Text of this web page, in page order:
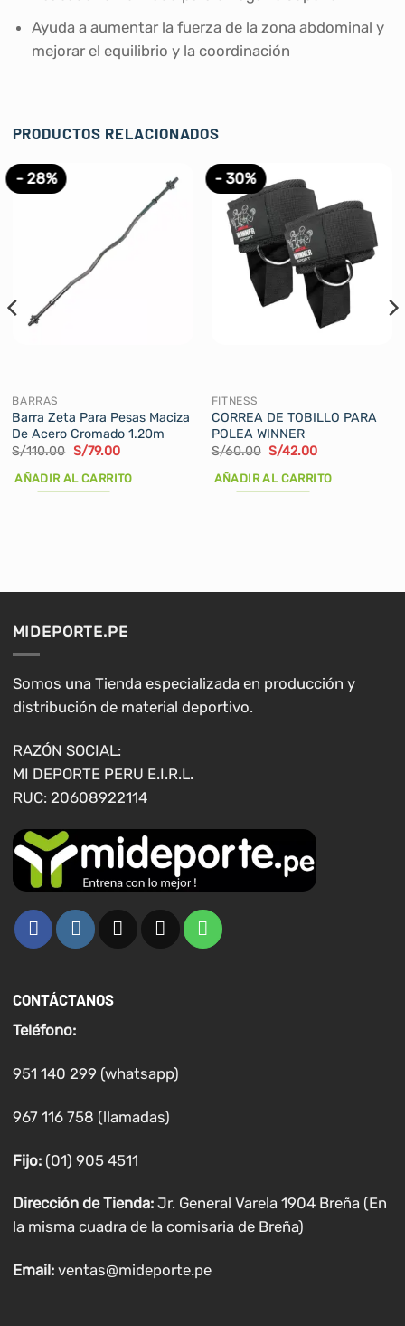
Ayuda a aumentar la fuerza de la zona abdominal y
mejorar el equilibrio y la coordinación
PRODUCTOS RELACIONADOS
- 28%
BARRAS
Barra Zeta Para Pesas Maciza
De Acero Cromado 1.20m
S/110.00 El
original
era:
S/79.00El
actual
AÑADIR AL CARRITO
- 30%
FITNESS
CORREA DE TOBILLO PARA
POLEA WINNER
S/60.00 El
original
era:
S/42.00El
actual
AÑADIR AL CARRITO
MIDEPORTE.PE
Somos una Tienda especializada en producción y
distribución de material deportivo.
RAZÓN SOCIAL:
MI DEPORTE PERU E.I.R.L.
RUC: 20608922114
CONTÁCTANOS
Teléfono:
951 140 299 (whatsapp)
967 116 758 (llamadas)
Fijo:(01) 905 4511
Dirección de Tienda: Jr. General Varela 1904 Breña (En
la misma cuadra de la comisaria de Breña)
Email: ventas@mideporte.pe